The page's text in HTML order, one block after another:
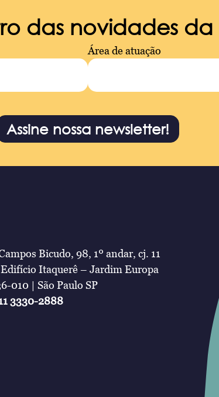
das novidades
Área de atuação
Assine nossa newsletter!
Bicudo, 98, 1º andar, cj. 11
Edifício Itaquerê – Jardim Europa
010 | São Paulo SP
3330-2888